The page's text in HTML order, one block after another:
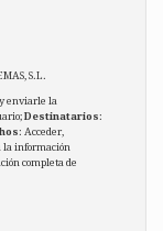
S.L.
enviarle la
Destinatarios:
: Acceder,
la información
completa de